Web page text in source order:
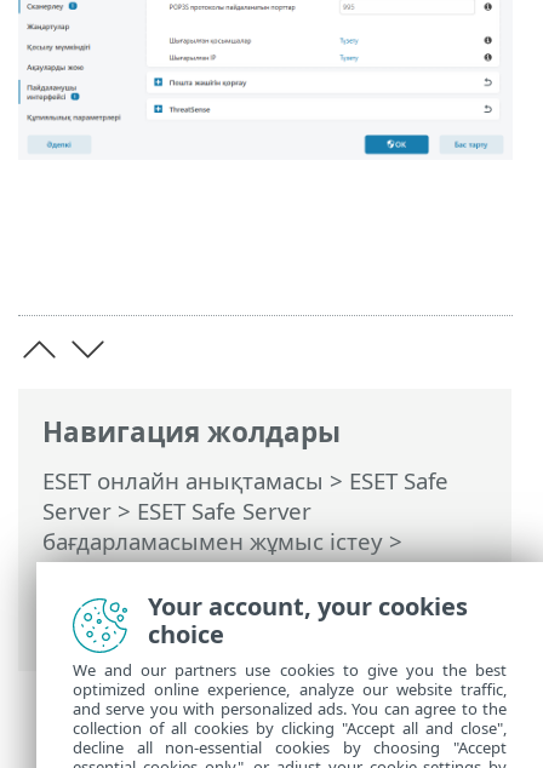
Навигация жолдары
ESET онлайн анықтамасы > ESET Safe
Server > ESET Safe Server
бағдарламасымен жұмыс істеу>
Кеңейтілген орнату>Қорғаныстар>
Электрондық пошта клиентін қорғау>
Поштаны тасымалдауды қорғау
Your account, your cookies
choice
We and our partners use cookies to give you the best
optimized online experience, analyze our website traffic,
and serve you with personalized ads. You can agree to the
collection of all cookies by clicking "Accept all and close",
decline all non-essential cookies by choosing "Accept